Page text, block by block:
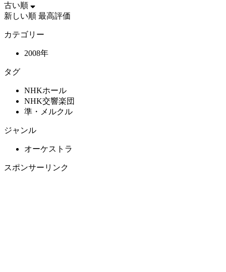
古い順
新しい順 最高評価
カテゴリー
2008年
タグ
NHKホール
NHK交響楽団
準・メルクル
ジャンル
オーケストラ
スポンサーリンク